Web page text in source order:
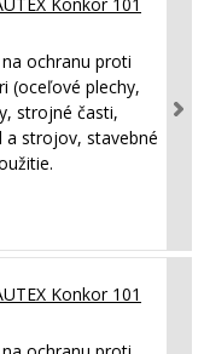
ochranu proti
(oceľové plechy,
strojné časti,
a strojov, stavebné
Konkor 101